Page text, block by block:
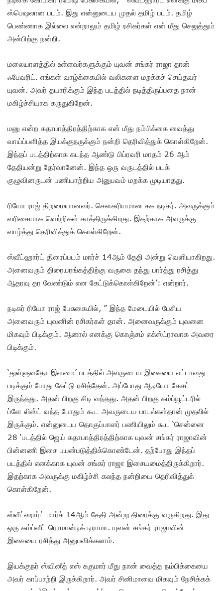
ஸ்பெஷலான படம். இது என்னுடைய முதல் தமிழ் படம். தமிழ்
பெண்ணாக இல்லை என்றாலும் தமிழ் ரசிகர்கள் என் மீது செலுத்தும்
அன்பிற்கு நன்றி.
மலையாளத்தில் உள்ளவர்களுக்கும் யுவன் சங்கர் ராஜா தான்
ஃபேவரிட். எங்கள் வாழ்க்கையில் வலிகளை மறக்கச் செய்தவர்
யுவன். அவர் தயாரிக்கும் இந்த படத்தில் நடித்திருப்பதை நான்
மகிழ்ச்சியாக கருதுகிறேன்.
மனு என்ற கதாபாத்திரத்திற்காக என் மீது நம்பிக்கை வைத்து
வாய்ப்பளித்த இயக்குநருக்கும் நன்றி தெரிவித்துக் கொள்கிறேன்.
இந்தப் படத்திற்காக கடந்த ஆண்டு பிப்ரவரி மாதம் 26 ஆம்
தேதியன்று தேர்வானேன். இந்த ஒரு வருடத்தில் படக்
குழுவினருடன் பணியாற்றிய அனுபவம் மறக்க முடியாதது.
ரியோ ராஜ் திறமையானவர். சௌகரியமான சக நடிகர். அவருக்கும்
வரிசையாக வெற்றிகள் காத்திருக்கிறது. இதற்காக அவருக்கு
வாழ்த்து தெரிவித்துக் கொள்கிறேன்.
ஸ்வீட்ஹார்ட் திரைப்படம் மார்ச் 14ஆம் தேதி அன்று வெளியாகிறது.
அனைவரும் திரையரங்கத்திற்கு வருகை தந்து பார்த்து ரசித்து
ஆதரவு தர வேண்டும் என கேட்டுக்கொள்கிறேன்’: என்றார்.
நடிகர் ரியோ ராஜ் பேசுகையில், ” இந்த மேடையில் பேசிய
அனைவரும் யுவனின் ரசிகர்கள் தான். அனைவருக்கும் யுவனை
மிகவும் பிடிக்கும். ஆனால் எனக்கு கொஞ்சம் எக்ஸ்ட்ராவாக அவரை
பிடிக்கும்.
‘துள்ளுவதோ இளமை’ படத்தில் அவருடைய இசையை எட்டாவது
படிக்கும் போது கேட்டு ரசித்தேன். அப்போது ஆடியோ கேசட்
இருந்தது. அதன் பிறகு சிடி வந்தது. அதன் பிறகு கம்ப்யூட்டரில்
ப்ளே லிஸ்ட் வந்த போதும் கூட அவருடைய பாடல்கள்தான் முதலில்
இருக்கும். என்னுடைய தொகுப்பாளர் பணியிலும் கூட ‘சென்னை
28 ‘படத்தில் ஜெய் கதாபாத்திரத்திற்காக யுவன் சங்கர் ராஜாவின்
பின்னணி இசை பயன்படுத்திக்கொண்டேன். தற்போது இந்தப்
படத்தில் எனக்காக யுவன் சங்கர் ராஜா இசையமைத்திருக்கிறார்.
இதற்காக அவருக்கு மகிழ்ச்சி கலந்த நன்றியை தெரிவித்துக்
கொள்கிறேன்.
ஸ்வீட்ஹார்ட் மார்ச் 14ஆம் தேதி அன்று திரைக்கு வருகிறது. இது
ஒரு கம்ப்ளீட் ரொமான்டிக் டிராமா. யுவன் சங்கர் ராஜாவின்
இசையை ரசித்து அனுபவிக்கலாம்.
இயக்குநர் ஸ்வினீத் எஸ் சுகுமார் மீது நான் வைத்த நம்பிக்கையை
அவர் காப்பாற்றி இருக்கிறார். அவர் சினிமாவை மிகவும் நேசிக்கக்